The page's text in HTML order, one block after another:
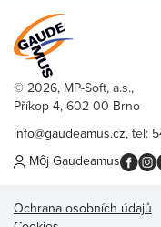
© 2026, MP-Soft, a.s.,
Příkop 4, 602 00 Brno
info@gaudeamus.cz, tel:
Môj Gaudeamus
Ochrana osobních údajů